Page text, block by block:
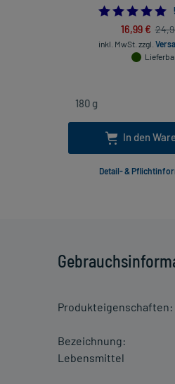
Produkteigenschaften:
Bezeichnung:
Lebensmittel
16,99 €
inkl. MwSt. zzgl.
In den
Detail- &